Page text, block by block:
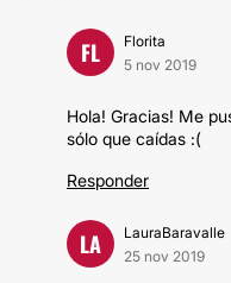
FL
Florita
5 nov 2019
Hola! Gracias! Me
sólo que caídas :(
Responder
LA
LauraBaravalle
25 nov 2019